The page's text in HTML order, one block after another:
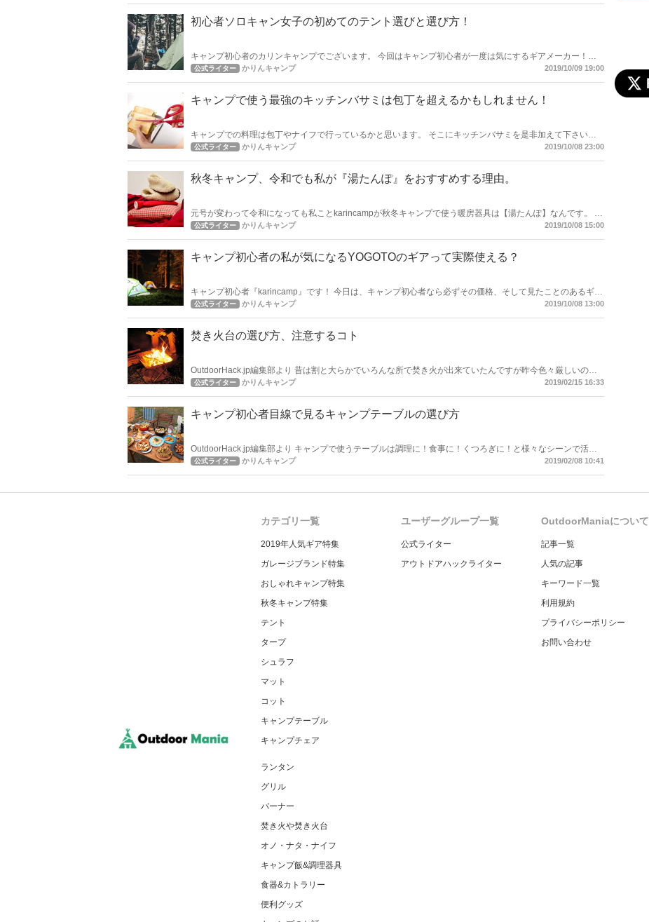
初心者ソロキャン女子の初めてのテント選びと選び方！
キャンプ初心者のカリンキャンプでございます。 今回はキャンプ初心者が一度は気にするギアメーカー！
YACONEのテントは実際の所使えるのかどうなのか？ 調べてみました。
公式ライター かりんキャンプ 2019/10/09 19:00
キャンプで使う最強のキッチンバサミは包丁を超えるかもしれません！
キャンプでの料理は包丁やナイフで行っているかと思います。 そこにキッチンバサミを是非加えて下さい！
今回は野外調理を劇的に快適にするキッチンバサミを紹介します！
公式ライター かりんキャンプ 2019/10/08 23:00
秋冬キャンプ、令和でも私が『湯たんぽ』をおすすめする理由。
元号が変わって令和になっても私ことkarincampが秋冬キャンプで使う暖房器具は【湯たんぽ】なんです。 朝
夜に冷え込みが厳しいキャンプも私は湯たんぽでぐっすり。 そんな湯たんぽの魅力をお届けします。
公式ライター かりんキャンプ 2019/10/08 15:00
キャンプ初心者の私が気になるYOGOTOのギアって実際使える？
キャンプ初心者『karincamp』です！ 今日は、キャンプ初心者なら必ずその価格、そして見たことのあるギア
でポチるのをかなり躊躇してしまう、YOGOTOのキャンプギアについて買って使って、調べて判った事を紹
公式ライター かりんキャンプ 2019/10/08 13:00
焚き火台の選び方、注意するコト
OutdoorHack.jp編集部より 昔は割と大らかでいろんな所で焚き火が出来ていたんですが昨今色々厳しいので
さすがにそうもいきません。 キャンプ場での焚き火は夕方から寝る前まで、揺れる炎を囲んでくつろぎのひ
公式ライター かりんキャンプ 2019/02/15 16:33
キャンプ初心者目線で見るキャンプテーブルの選び方
OutdoorHack.jp編集部より キャンプで使うテーブルは調理に！食事に！くつろぎに！と様々なシーンで活用s
ることになりますね。 椅子との組み合わせ等も考えると悩み多いのがテーブル選び。 本記事ではキャンプ初
公式ライター かりんキャンプ 2019/02/08 10:41
カテゴリ一覧
2019年人気ギア特集
ガレージブランド特集
おしゃれキャンプ特集
秋冬キャンプ特集
テント
タープ
シュラフ
マット
コット
キャンプテーブル
キャンプチェア
ランタン
グリル
バーナー
焚き火や焚き火台
オノ・ナタ・ナイフ
キャンプ飯&調理器具
食器&カトラリー
便利グッズ
ユーザーグループ一覧
公式ライター
アウトドアハックライター
OutdoorManiaについて
記事一覧
人気の記事
キーワード一覧
利用規約
プライバシーポリシー
お問い合わせ